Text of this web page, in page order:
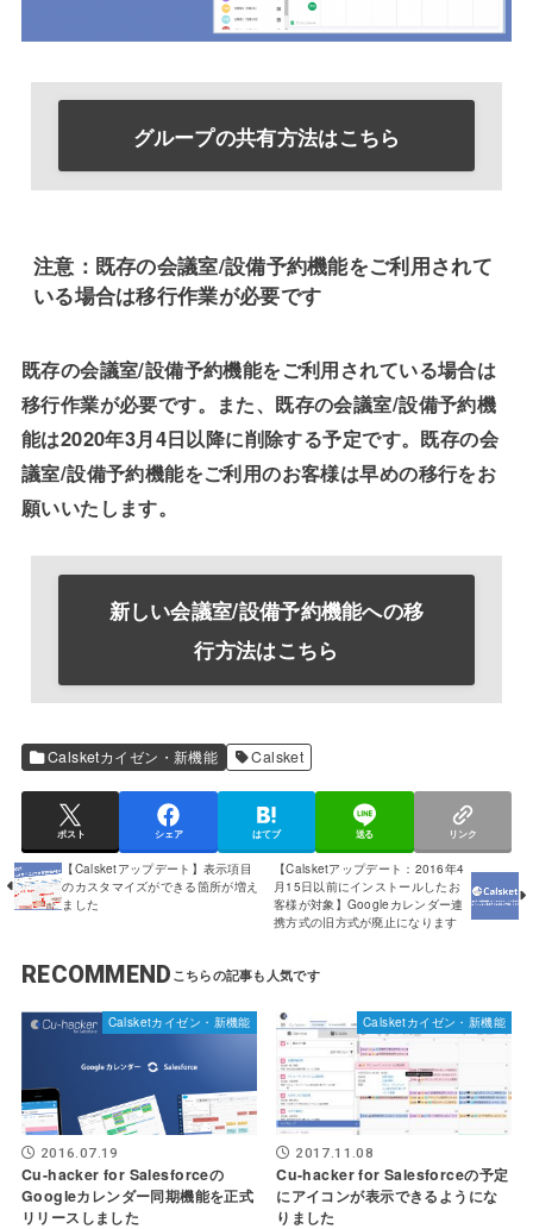
グループの共有方法はこちら
注意：既存の会議室/設備予約機能をご利用されて
いる場合は移行作業が必要です
既存の会議室/設備予約機能をご利用されている場合は
移行作業が必要です。また、既存の会議室/設備予約機
能は2020年3月4日以降に削除する予定です。既存の会
議室/設備予約機能をご利用のお客様は早めの移行をお
願いいたします。
新しい会議室/設備予約機能への移
行方法はこちら
Calsketカイゼン・新機能 Calsket
ポスト シェア はてブ 送る リンク
【Calsketアップデート】表示項目
のカスタマイズができる箇所が増え
ました
【Calsketアップデート：2016年4
月15日以前にインストールしたお
客様が対象】Googleカレンダー連
携方式の旧方式が廃止になります
RECOMMEND
Calsketカイゼン・新機能
2016.07.19
Cu-hacker for Salesforceの
Googleカレンダー同期機能を正式
リリースしました
Calsketカイゼン・新機能
2017.11.08
Cu-hacker for Salesforceの予定
にアイコンが表示できるようにな
りました